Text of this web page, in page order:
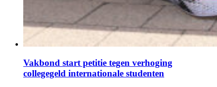
Vakbond start petitie tegen verhoging
collegegeld internationale studenten